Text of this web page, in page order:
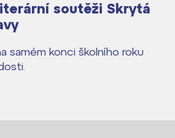
soutěži Skrytá
samém konci školního roku